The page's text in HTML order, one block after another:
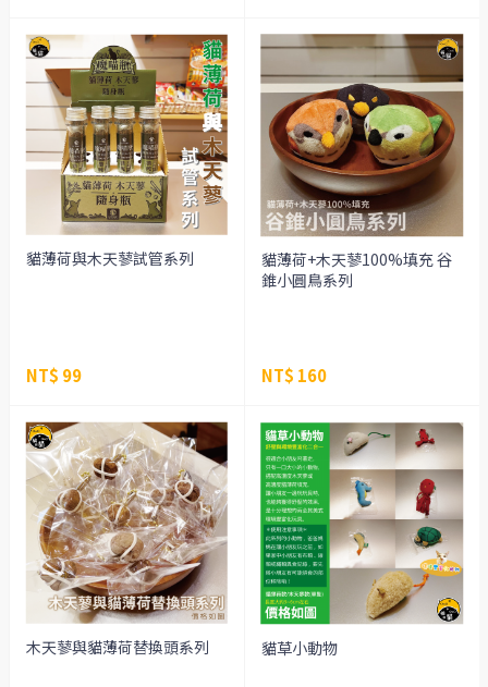
貓薄荷與木天蓼試管系列
NT$ 99
貓薄荷+木天蓼100%填充 谷
錐小圓鳥系列
NT$ 160
木天蓼與貓薄荷替換頭系列 貓草小動物